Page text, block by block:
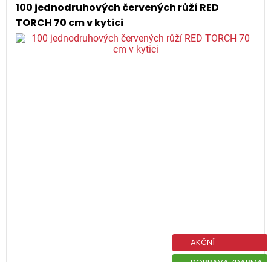
100 jednodruhových červených růží RED
TORCH 70 cm v kytici
AKČNÍ